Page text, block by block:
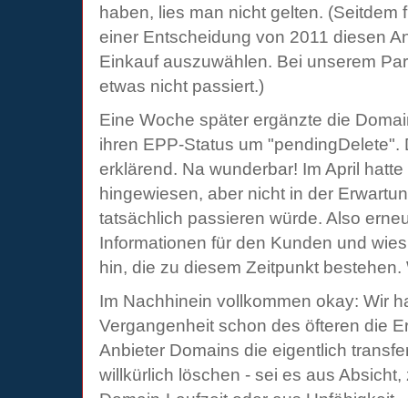
haben, lies man nicht gelten. (Seitdem
einer Entscheidung von 2011 diesen
Einkauf auszuwählen. Bei unserem
etwas nicht passiert.)
Eine Woche später ergänzte die
ihren EPP-Status um "pendingDelete".
erklärend. Na wunderbar! Im April
hingewiesen, aber nicht in der
tatsächlich passieren würde. Also
Informationen für den Kunden und
hin, die zu diesem Zeitpunkt bestehen.
Im Nachhinein vollkommen okay: Wir
Vergangenheit schon des öfteren die
Anbieter Domains die eigentlich
willkürlich löschen - sei es aus